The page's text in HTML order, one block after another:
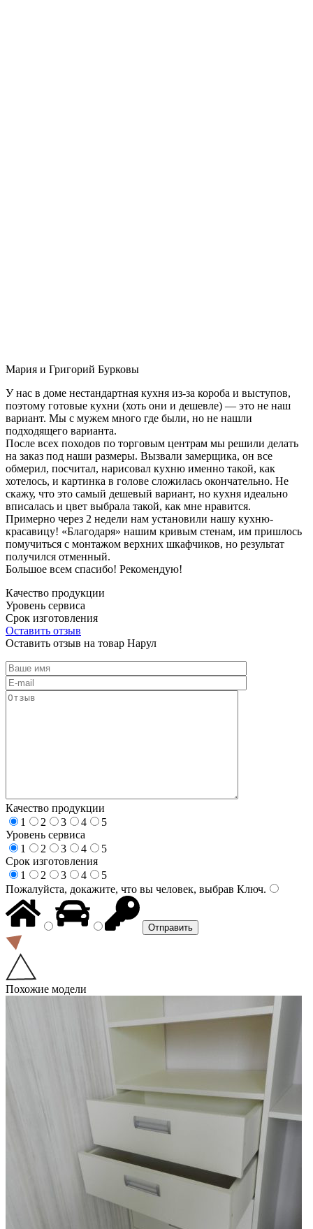
Мария и Григорий Бурковы
У нас в доме нестандартная кухня из-за короба и выступов,
поэтому готовые кухни (хоть они и дешевле) — это не наш
вариант. Мы с мужем много где были, но не нашли
подходящего варианта.
После всех походов по торговым центрам мы решили делать
на заказ под наши размеры. Вызвали замерщика, он все
обмерил, посчитал, нарисовал кухню именно такой, как
хотелось, и картинка в голове сложилась окончательно. Не
скажу, что это самый дешевый вариант, но кухня идеально
вписалась и цвет выбрала такой, как мне нравится.
Примерно через 2 недели нам установили нашу кухню-
красавицу! «Благодаря» нашим кривым стенам, им пришлось
помучиться с монтажом верхних шкафчиков, но результат
получился отменный.
Большое всем спасибо! Рекомендую!
Качество продукции
Уровень сервиса
Срок изготовления
Оставить отзыв
Оставить отзыв на товар Нарул
Качество продукции
1
2 3 4
5
Уровень сервиса
1
2 3 4
5
Срок изготовления
1
2 3 4
5
Пожалуйста, докажите, что вы человек, выбрав Ключ.
Похожие модели